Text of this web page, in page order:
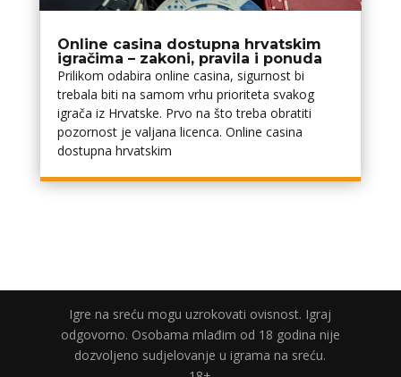
Online casina dostupna hrvatskim
igračima – zakoni, pravila i ponuda
Prilikom odabira online casina, sigurnost bi
trebala biti na samom vrhu prioriteta svakog
igrača iz Hrvatske. Prvo na što treba obratiti
pozornost je valjana licenca. Online casina
dostupna hrvatskim
Igre na sreću mogu uzrokovati ovisnost. Igraj
odgovorno. Osobama mlađim od 18 godina nije
dozvoljeno sudjelovanje u igrama na sreću.